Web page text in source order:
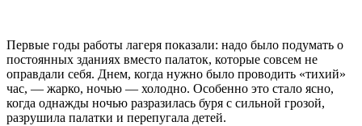
Первые годы работы лагеря показали: надо было подумать о
постоянных зданиях вместо палаток, которые совсем не
оправдали себя. Днем, когда нужно было проводить «тихий»
час, — жарко, ночью — холодно. Особенно это стало ясно,
когда однажды ночью разразилась буря с сильной грозой,
разрушила палатки и перепугала детей.